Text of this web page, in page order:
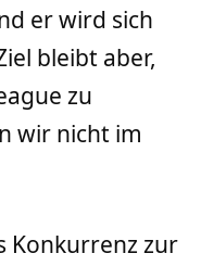
er wird sich
bleibt aber,
zu
wir nicht im
Konkurrenz zur